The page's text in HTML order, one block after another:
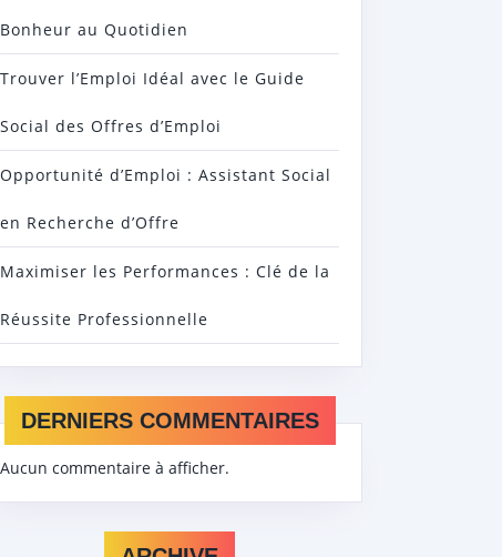
Bonheur au Quotidien
Trouver l’Emploi Idéal avec le Guide
Social des Offres d’Emploi
Opportunité d’Emploi : Assistant Social
en Recherche d’Offre
Maximiser les Performances : Clé de la
Réussite Professionnelle
DERNIERS COMMENTAIRES
Aucun commentaire à afficher.